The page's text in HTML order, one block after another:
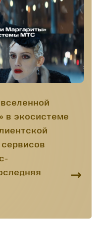
в экосистеме